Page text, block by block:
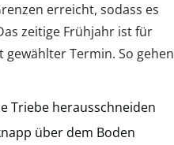
erreicht, sodass es
zeitige Frühjahr ist für
Termin. So gehen
Triebe herausschneiden
über dem Boden